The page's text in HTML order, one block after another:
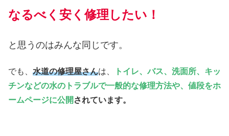
なるべく安く修理したい！
と思うのはみんな同じです。
でも、 水道の修理屋さんは、
トイレ、バス、洗面所、キッ
チンなどの水のトラブルで一般的な修理方法や、値段をホ
ームページに公開 されています。